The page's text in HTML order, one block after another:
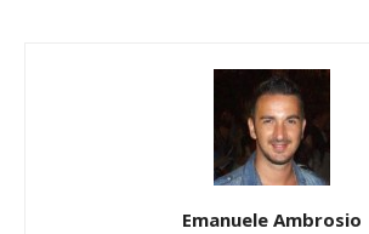
Emanuele Ambrosio